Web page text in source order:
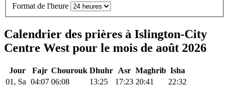
Format de l'heure
Calendrier des prières à Islington-City
Centre West pour le mois de août 2026
Jour Fajr Chourouk Dhuhr Asr Maghrib Isha
01, Sa 04:07 06:08 13:25 17:23 20:41
22:32